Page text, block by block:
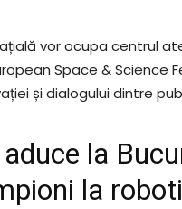
vor ocupa centrul
Space &
și dialogului dintre
aduce la
la